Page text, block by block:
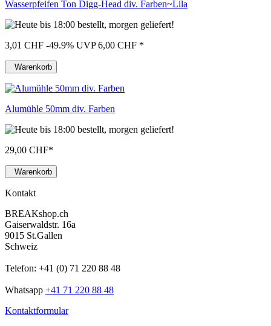
Wasserpfeifen Ton Digg-Head div. Farben~Lila
3,01 CHF -49.9% UVP 6,00 CHF *
Warenkorb
Alumühle 50mm div. Farben
29,00 CHF*
Warenkorb
Kontakt
BREAKshop.ch
Gaiserwaldstr. 16a
9015 St.Gallen
Schweiz
Telefon: +41 (0) 71 220 88 48
Whatsapp +41 71 220 88 48
Kontaktformular